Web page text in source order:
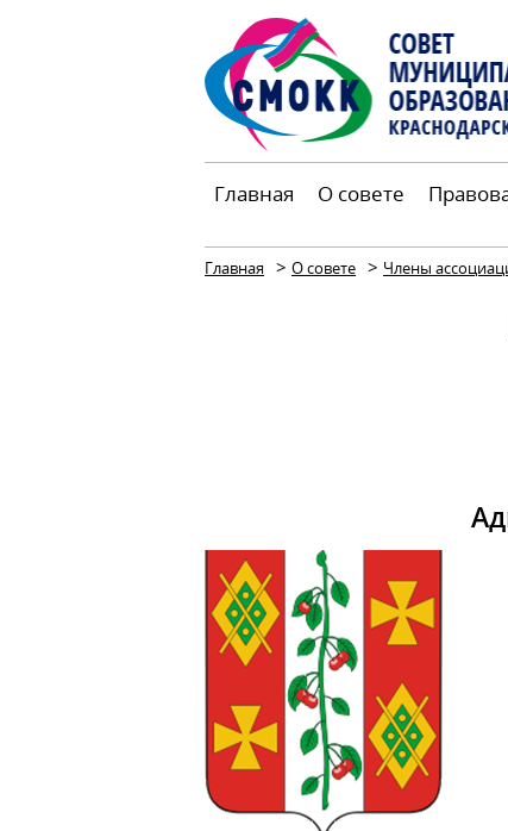
Главная О совете
Главная > О совете > Члены